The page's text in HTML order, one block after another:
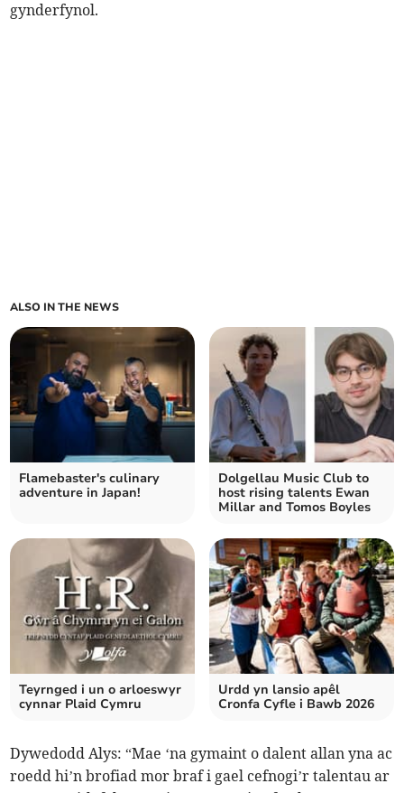
gynderfynol.
ALSO IN THE NEWS
Flamebaster's culinary
adventure in Japan!
Dolgellau Music Club to
host rising talents Ewan
Millar and Tomos Boyles
Teyrnged i un o arloeswyr
cynnar Plaid Cymru
Urdd yn lansio apêl
Cronfa Cyfle i Bawb 2026
Dywedodd Alys: “Mae ‘na gymaint o dalent allan yna ac
roedd hi’n brofiad mor braf i gael cefnogi’r talentau ar